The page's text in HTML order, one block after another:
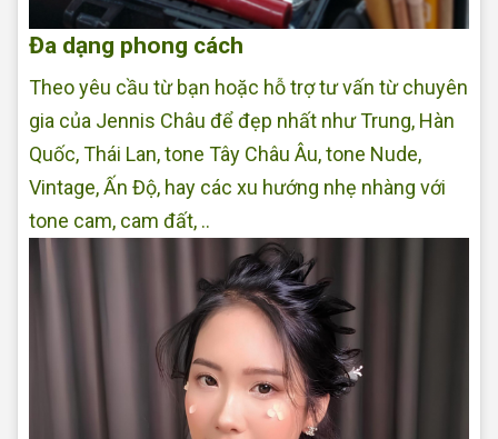
Đa dạng phong cách
Theo yêu cầu từ bạn hoặc hỗ trợ tư vấn từ chuyên
gia của Jennis Châu để đẹp nhất như Trung, Hàn
Quốc, Thái Lan, tone Tây Châu Âu, tone Nude,
Vintage, Ấn Độ, hay các xu hướng nhẹ nhàng với
tone cam, cam đất, ..